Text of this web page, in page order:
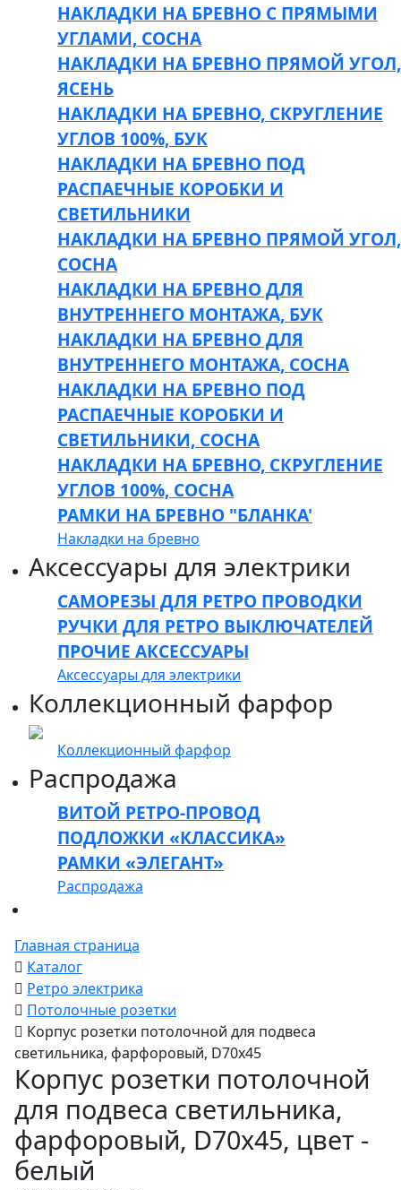
НАКЛАДКИ НА БРЕВНО С ПРЯМЫМИ
УГЛАМИ, СОСНА
НАКЛАДКИ НА БРЕВНО ПРЯМОЙ УГОЛ,
ЯСЕНЬ
НАКЛАДКИ НА БРЕВНО, СКРУГЛЕНИЕ
УГЛОВ 100%, БУК
НАКЛАДКИ НА БРЕВНО ПОД
РАСПАЕЧНЫЕ КОРОБКИ И
СВЕТИЛЬНИКИ
НАКЛАДКИ НА БРЕВНО ПРЯМОЙ УГОЛ,
СОСНА
НАКЛАДКИ НА БРЕВНО ДЛЯ
ВНУТРЕННЕГО МОНТАЖА, БУК
НАКЛАДКИ НА БРЕВНО ДЛЯ
ВНУТРЕННЕГО МОНТАЖА, СОСНА
НАКЛАДКИ НА БРЕВНО ПОД
РАСПАЕЧНЫЕ КОРОБКИ И
СВЕТИЛЬНИКИ, СОСНА
НАКЛАДКИ НА БРЕВНО, СКРУГЛЕНИЕ
УГЛОВ 100%, СОСНА
РАМКИ НА БРЕВНО "БЛАНКА'
Накладки на бревно
Аксессуары для электрики
САМОРЕЗЫ ДЛЯ РЕТРО ПРОВОДКИ
РУЧКИ ДЛЯ РЕТРО ВЫКЛЮЧАТЕЛЕЙ
ПРОЧИЕ АКСЕССУАРЫ
Аксессуары для электрики
Коллекционный фарфор
Коллекционный фарфор
Распродажа
ВИТОЙ РЕТРО-ПРОВОД
ПОДЛОЖКИ «КЛАССИКА»
РАМКИ «ЭЛЕГАНТ»
Распродажа
Главная страница
Каталог
Ретро электрика
Потолочные розетки
Корпус розетки потолочной для подвеса
светильника, фарфоровый, D70x45
Корпус розетки потолочной
для подвеса светильника,
фарфоровый, D70x45, цвет -
белый